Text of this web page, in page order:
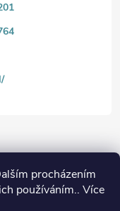
procházením
používáním.. Více